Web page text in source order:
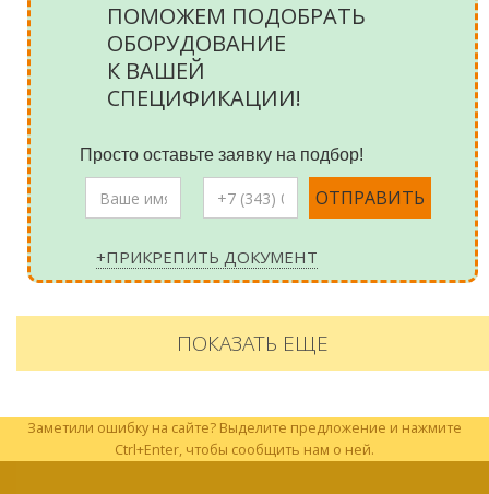
ПОМОЖЕМ ПОДОБРАТЬ
ОБОРУДОВАНИЕ
К ВАШЕЙ
СПЕЦИФИКАЦИИ!
Просто оставьте заявку на подбор!
+ПРИКРЕПИТЬ ДОКУМЕНТ
ПОКАЗАТЬ ЕЩЕ
Заметили ошибку на сайте? Выделите предложение и нажмите
Ctrl+Enter, чтобы сообщить нам о ней.